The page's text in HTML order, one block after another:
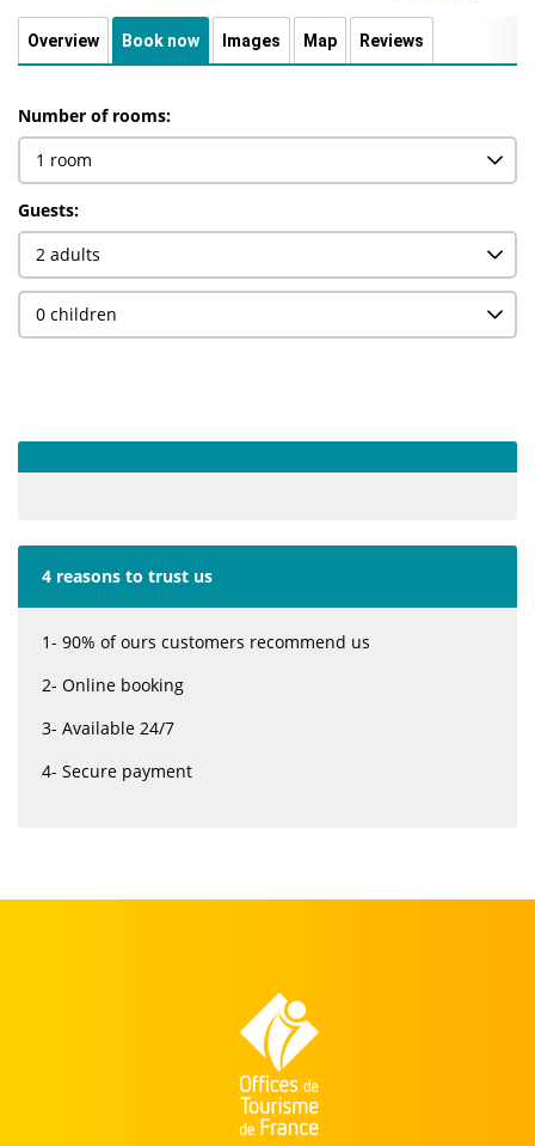
Overview Book now Images Map Reviews
Number of rooms:
Guests:
4 reasons to trust us
1- 90% of ours customers recommend us
2- Online booking
3- Available 24/7
4- Secure payment